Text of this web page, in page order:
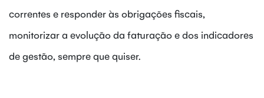
correntes e responder às obrigações fiscais,
monitorizar a evolução da faturação e dos indicadores
de gestão, sempre que quiser.